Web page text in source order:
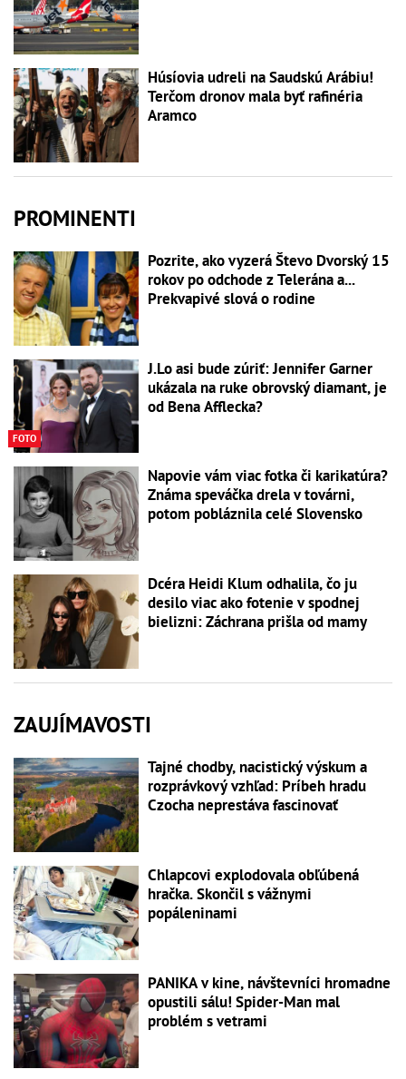
Húsíovia udreli na Saudskú Arábiu!
Terčom dronov mala byť rafinéria
Aramco
PROMINENTI
Pozrite, ako vyzerá Števo Dvorský 15
rokov po odchode z Telerána a...
Prekvapivé slová o rodine
FOTO
J.Lo asi bude zúriť: Jennifer Garner
ukázala na ruke obrovský diamant, je
od Bena Afflecka?
Napovie vám viac fotka či karikatúra?
Známa speváčka drela v továrni,
potom pobláznila celé Slovensko
Dcéra Heidi Klum odhalila, čo ju
desilo viac ako fotenie v spodnej
bielizni: Záchrana prišla od mamy
ZAUJÍMAVOSTI
Tajné chodby, nacistický výskum a
rozprávkový vzhľad: Príbeh hradu
Czocha neprestáva fascinovať
Chlapcovi explodovala obľúbená
hračka. Skončil s vážnymi
popáleninami
PANIKA v kine, návštevníci hromadne
opustili sálu! Spider-Man mal
problém s vetrami